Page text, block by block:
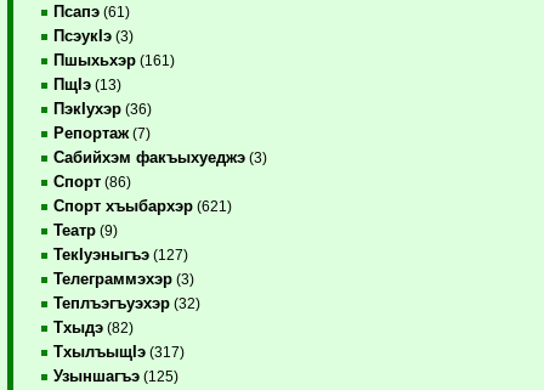
Псапэ (61)
ПсэукIэ (3)
Пшыхьхэр (161)
ПщIэ (13)
ПэкIухэр (36)
Репортаж (7)
Сабийхэм факъыхуеджэ (3)
Спорт (86)
Спорт хъыбархэр (621)
Театр (9)
ТекIуэныгъэ (127)
Телеграммэхэр (3)
Теплъэгъуэхэр (32)
Тхыдэ (82)
ТхылъыщIэ (317)
Узыншагъэ (125)